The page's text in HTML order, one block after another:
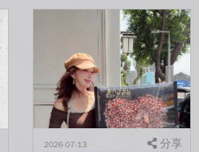
2026-07-13 分享